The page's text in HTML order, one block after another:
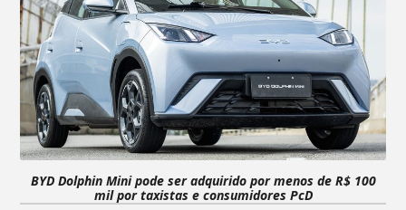
BYD Dolphin Mini pode ser adquirido por menos de R$ 100
mil por taxistas e consumidores PcD